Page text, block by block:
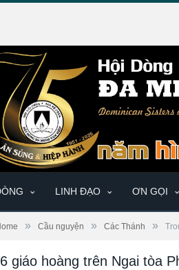
LINH ĐẠO ƠN GỌI
» Cầu nguyện » Các Thánh »
giáo hoàng trên Ngai tòa